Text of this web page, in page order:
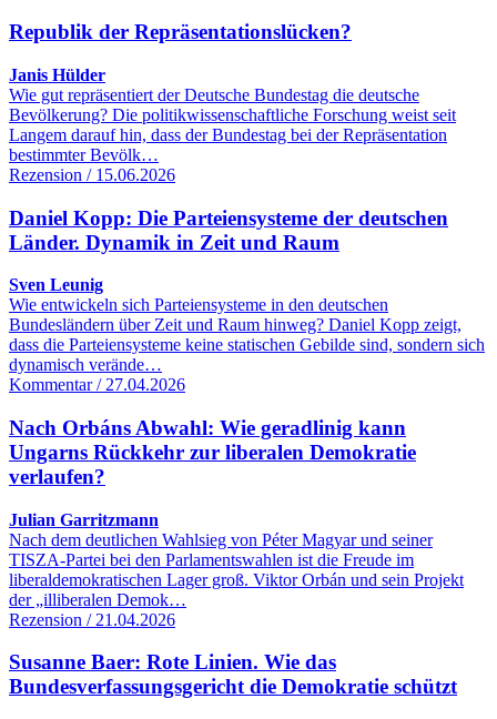
Republik der Repräsentationslücken?
Janis Hülder
Wie gut repräsentiert der Deutsche Bundestag die deutsche
Bevölkerung? Die politikwissenschaftliche Forschung weist seit
Langem darauf hin, dass der Bundestag bei der Repräsentation
bestimmter Bevölk…
Rezension / 15.06.2026
Daniel Kopp: Die Parteiensysteme der deutschen
Länder. Dynamik in Zeit und Raum
Sven Leunig
Wie entwickeln sich Parteiensysteme in den deutschen
Bundesländern über Zeit und Raum hinweg? Daniel Kopp zeigt,
dass die Parteiensysteme keine statischen Gebilde sind, sondern sich
dynamisch verände…
Kommentar / 27.04.2026
Nach Orbáns Abwahl: Wie geradlinig kann
Ungarns Rückkehr zur liberalen Demokratie
verlaufen?
Julian Garritzmann
Nach dem deutlichen Wahlsieg von Péter Magyar und seiner
TISZA-Partei bei den Parlamentswahlen ist die Freude im
liberaldemokratischen Lager groß. Viktor Orbán und sein Projekt
der „illiberalen Demok…
Rezension / 21.04.2026
Susanne Baer: Rote Linien. Wie das
Bundesverfassungsgericht die Demokratie schützt